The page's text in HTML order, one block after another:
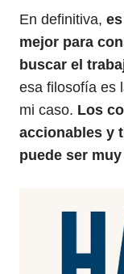
En definitiva,
mejor para
buscar el
esa filosofía es
mi caso. Los
accionables y
puede ser muy